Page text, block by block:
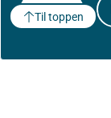
Godta
Til toppen